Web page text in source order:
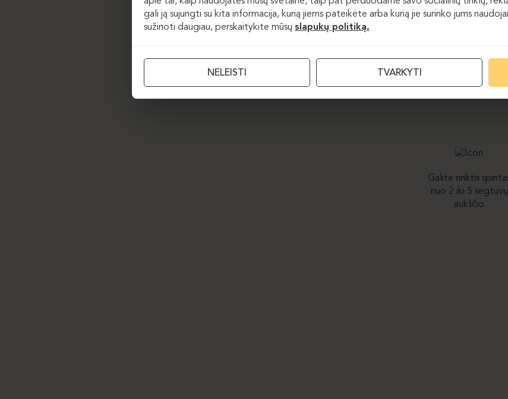
Tiek atviros, tiek
išlaikytų vienodus
visų tipų spintos
Galite rinktis
nuo 2 iki 5 segtuvų
aukščio
gali ją sujungti su kita informacija, kurią jiems pateikėte arba kurią jie surinko jums
sužinoti daugiau, perskaitykite mūsų slapukų politiką.
NELEISTI TVARKYTI